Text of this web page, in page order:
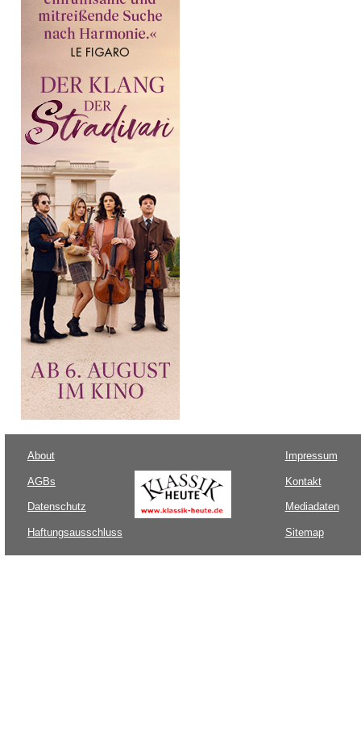
About
AGBs
Datenschutz
Haftungsausschluss
Impressum
Kontakt
Mediadaten
Sitemap